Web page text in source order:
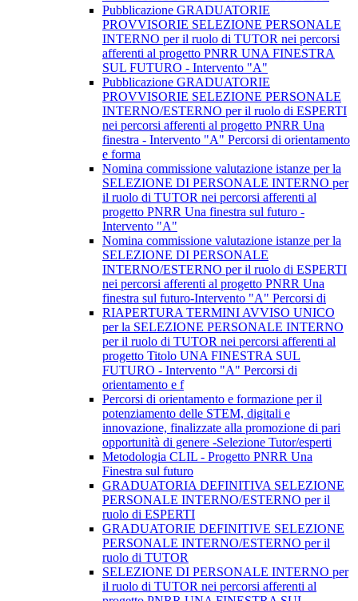
Pubblicazione GRADUATORIE
PROVVISORIE SELEZIONE PERSONALE
INTERNO per il ruolo di TUTOR nei percorsi
afferenti al progetto PNRR UNA FINESTRA
SUL FUTURO - Intervento "A"
Pubblicazione GRADUATORIE
PROVVISORIE SELEZIONE PERSONALE
INTERNO/ESTERNO per il ruolo di ESPERTI
nei percorsi afferenti al progetto PNRR Una
finestra - Intervento "A" Percorsi di orientamento
e forma
Nomina commissione valutazione istanze per la
SELEZIONE DI PERSONALE INTERNO per
il ruolo di TUTOR nei percorsi afferenti al
progetto PNRR Una finestra sul futuro -
Intervento "A"
Nomina commissione valutazione istanze per la
SELEZIONE DI PERSONALE
INTERNO/ESTERNO per il ruolo di ESPERTI
nei percorsi afferenti al progetto PNRR Una
finestra sul futuro-Intervento "A" Percorsi di
RIAPERTURA TERMINI AVVISO UNICO
per la SELEZIONE PERSONALE INTERNO
per il ruolo di TUTOR nei percorsi afferenti al
progetto Titolo UNA FINESTRA SUL
FUTURO - Intervento "A" Percorsi di
orientamento e f
Percorsi di orientamento e formazione per il
potenziamento delle STEM, digitali e
innovazione, finalizzate alla promozione di pari
opportunità di genere -Selezione Tutor/esperti
Metodologia CLIL - Progetto PNRR Una
Finestra sul futuro
GRADUATORIA DEFINITIVA SELEZIONE
PERSONALE INTERNO/ESTERNO per il
ruolo di ESPERTI
GRADUATORIE DEFINITIVE SELEZIONE
PERSONALE INTERNO/ESTERNO per il
ruolo di TUTOR
SELEZIONE DI PERSONALE INTERNO per
il ruolo di TUTOR nei percorsi afferenti al